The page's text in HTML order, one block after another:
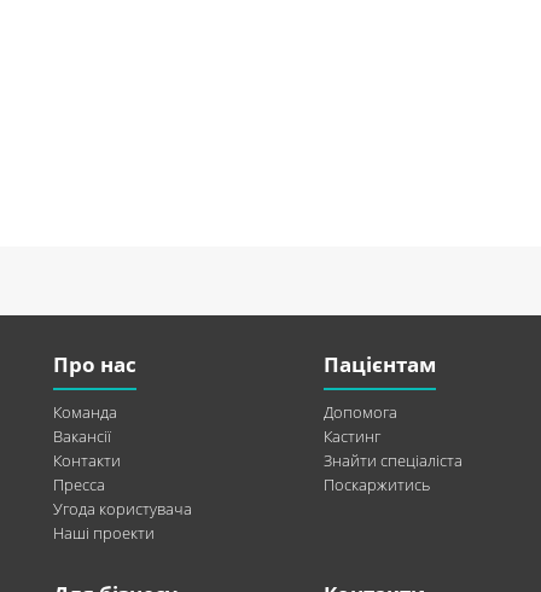
Про нас
Команда
Вакансії
Контакти
Пресса
Угода користувача
Наші проекти
Пацієнтам
Допомога
Кастинг
Знайти спеціаліста
Поскаржитись